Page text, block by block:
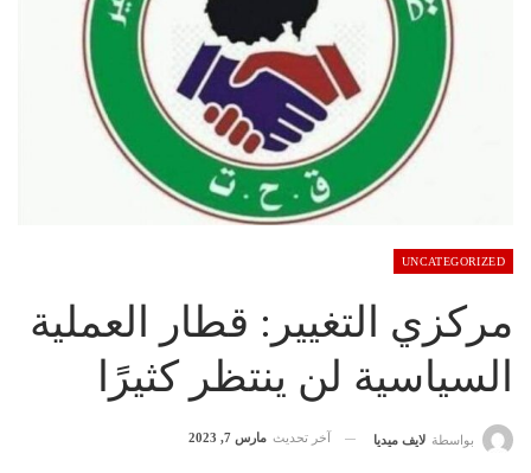
UNCATEGORIZED
مركزي التغيير: قطار العملية
السياسية لن ينتظر كثيرًا
بواسطة لايف ميديا آخر تحديث مارس 7, 2023